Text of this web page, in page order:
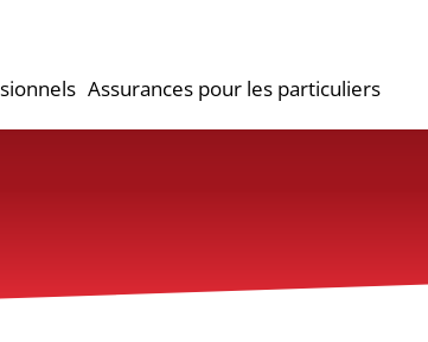
Assurances pour les particuliers